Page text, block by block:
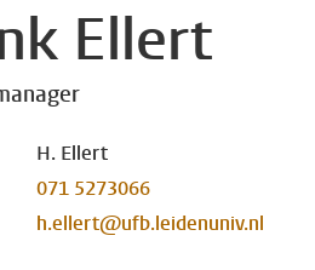
Ellert
H. Ellert
071 5273066
h.ellert@ufb.leidenuniv.nl